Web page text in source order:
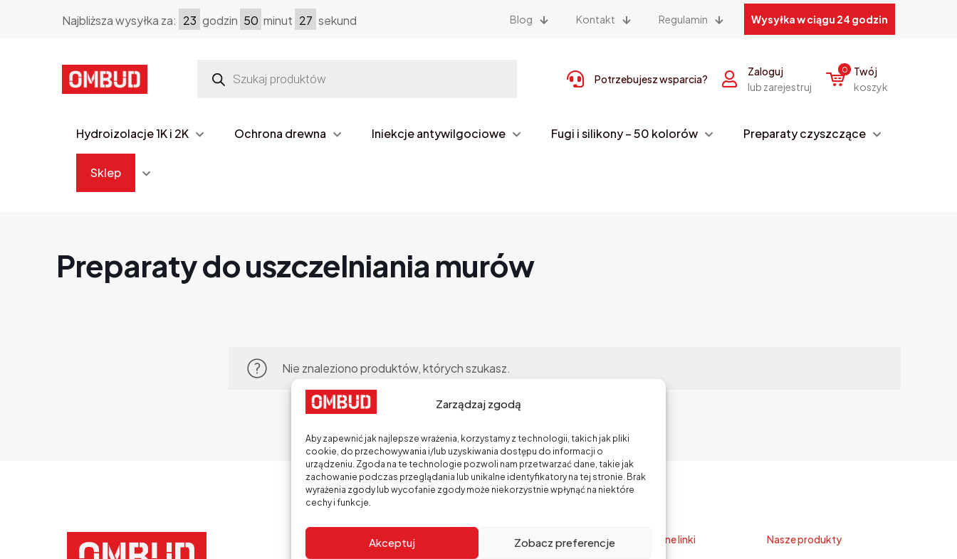
Zarządzaj zgodą
Aby zapewnić jak najlepsze wrażenia, korzystamy z technologii, takich jak pliki
cookie, do przechowywania i/lub uzyskiwania dostępu do informacji o
urządzeniu. Zgoda na te technologie pozwoli nam przetwarzać dane, takie jak
zachowanie podczas przeglądania lub unikalne identyfikatory na tej stronie. Brak
wyrażenia zgody lub wycofanie zgody może niekorzystnie wpłynąć na niektóre
cechy i funkcje.
Akceptuj Zobacz preferencje
Najbliższa wysyłka za: 23 godzin 50 minut 27 sekund Blog Kontakt Regulamin Wysyłka w ciągu 24 godzin
produktów Potrzebujesz wsparcia?
Zaloguj
lub zarejestruj
0
Twój
koszyk
Hydroizolacje 1K i 2K Ochrona drewna Iniekcje antywilgociowe Fugi i silikony – 50 kolorów Preparaty czyszczące
Sklep
Preparaty do uszczelniania murów
Nie znaleziono produktów, których szukasz.
Najnowsze wpisy Przydatne linki Nasze produkty